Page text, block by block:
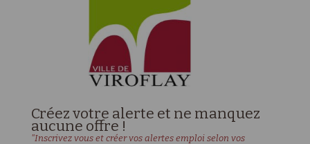
Créez votre alerte et ne manquez
aucune offre !
"Inscrivez vous et créer vos alertes emploi selon vos